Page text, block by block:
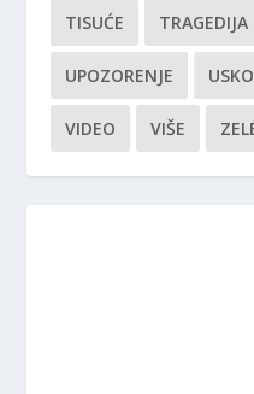
TISUĆE TRAGEDIJA
UPOZORENJE
VIDEO VIŠE